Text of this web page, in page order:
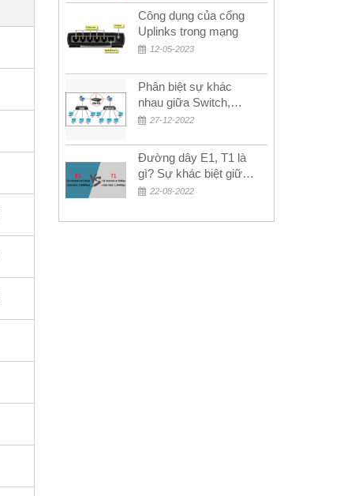
MULTIMODE 4-8-12-
24Fo SỢI OM1-OM2-
OM3 Siêu Rẻ 5k
Công dụng của cổng
Uplinks trong mạng
12-05-2023
Phân biệt sự khác
nhau giữa Switch,
Router và Hub
27-12-2022
Đường dây E1, T1 là
gì? Sự khác biệt giữa
E1 và T1
22-08-2022